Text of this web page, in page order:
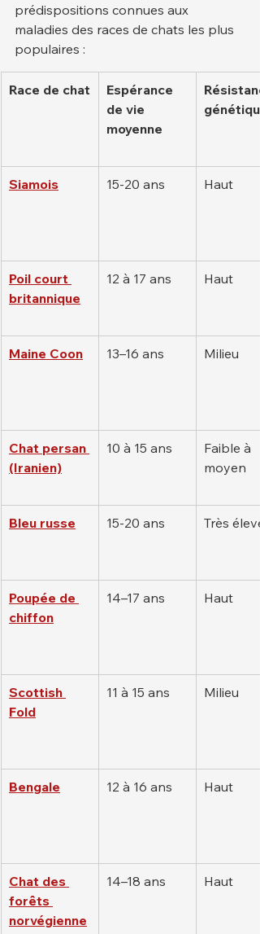
prédispositions connues aux
maladies des races de chats les plus
populaires :
Race de chat
Espérance
de vie
moyenne
génétique
Siamois 15-20 ans Haut
Poil court
britannique
12 à 17 ans Haut
Maine Coon 13–16 ans Milieu
Chat persan
(Iranien)
10 à 15 ans
Faible à
moyen
Bleu russe 15-20 ans Très élevé
Poupée de
chiffon
14–17 ans Haut
Scottish
Fold
11 à 15 ans Milieu
Bengale 12 à 16 ans Haut
Chat des
forêts
norvégienne
14–18 ans Haut